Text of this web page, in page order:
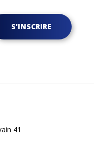
S'INSCRIRE
41